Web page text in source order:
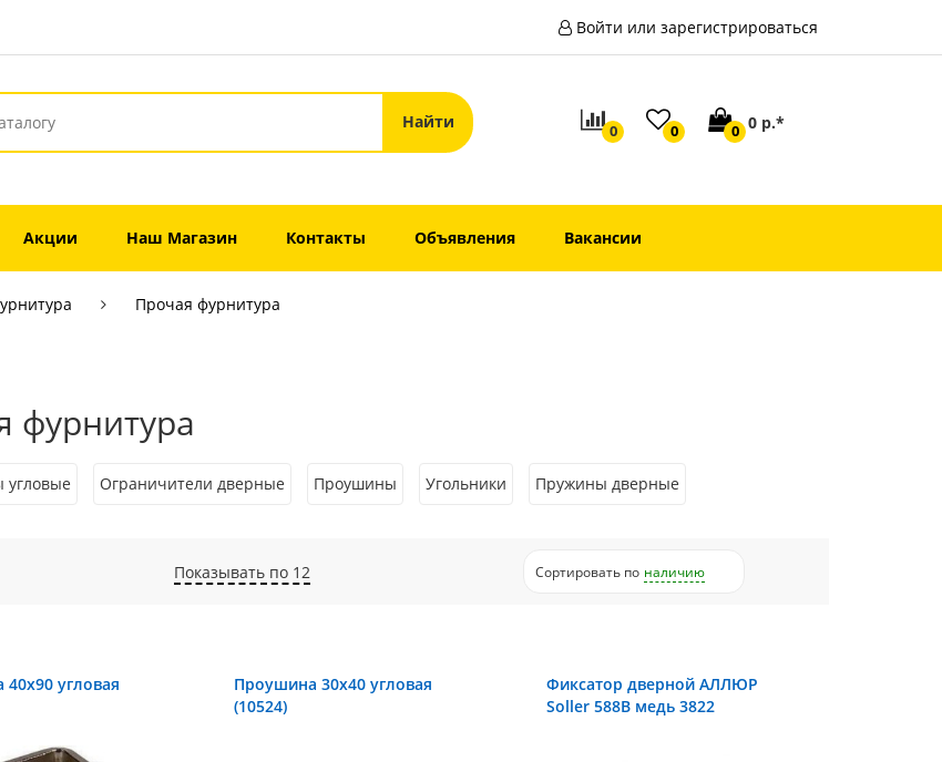
Войти или зарегистрироваться
0 0 0 0 р.*
Акции Наш Магазин Контакты Объявления Вакансии
Прочая фурнитура
фурнитура
Ограничители дверные Проушины Угольники Пружины дверные
Показывать по 12 Сортировать по наличию
угловая
Проушина 30х40 угловая
(10524)
Фиксатор дверной АЛЛЮР
Soller 588В медь 3822